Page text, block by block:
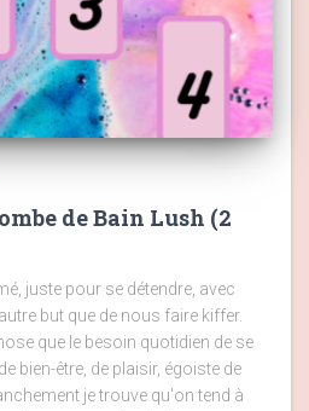
de Bain Lush (2
juste pour se détendre, avec
but que de nous faire kiffer.
que le besoin quotidien de se
bien-être, de plaisir, égoiste de
je trouve qu'on tend à